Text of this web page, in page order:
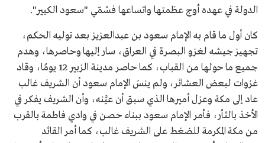
الدولة في عهده أوج عظمتها واتساعها فسُمّي "سعود الكبير".
كان أول ما قام به الإمام سعود بن عبدالعزيز بعد توليه الحكم،
تجهيز جيشه لغزو البصرة في العراق، سار إليها وحاصرها، وهدم
جميع ما حولها من القباب، كما حاصر مدينة الزبير 12 يومًا، وقاد
غزوات لبعض العشائر، ولم ينسَ الإمام سعود أن الشريف غالب
عاد إلى مكة وعزل أميرها الذي سبق أن عيَّنه، وأن الشريف يفكر في
الأخذ بالثأر، فأمر الإمام سعود ببناء حصن في وادي فاطمة بالقرب
من مكة المكرمة للضغط على الشريف غالب، كما أمر القائد